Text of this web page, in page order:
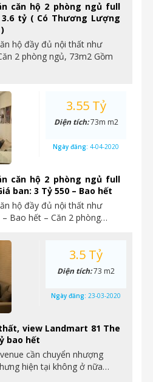
căn hộ 2 phòng ngủ full
tỷ ( Có Thương Lượng
hộ đầy đủ nội thất như
2 phòng ngủ, 73m2 Gồm
căn hộ 2 phòng ngủ full
ban: 3 Tỷ 550 – Bao hết
hộ đầy đủ nội thất như
Bao hết – Căn 2 phòng…
3.55 Tỷ
Diện tích:73m m2
Ngày đăng: 4-04-2020
view Landmart 81 The
bao hết
cần chuyển nhượng
hiện tại không ở nữa…
3.5 Tỷ
Diện tích:73 m2
Ngày đăng: 23-03-2020